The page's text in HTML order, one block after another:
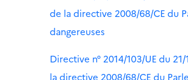
de la directive 2008/68/CE du
dangereuses
Directive n° 2014/103/UE du
la directive 2008/68/CE du